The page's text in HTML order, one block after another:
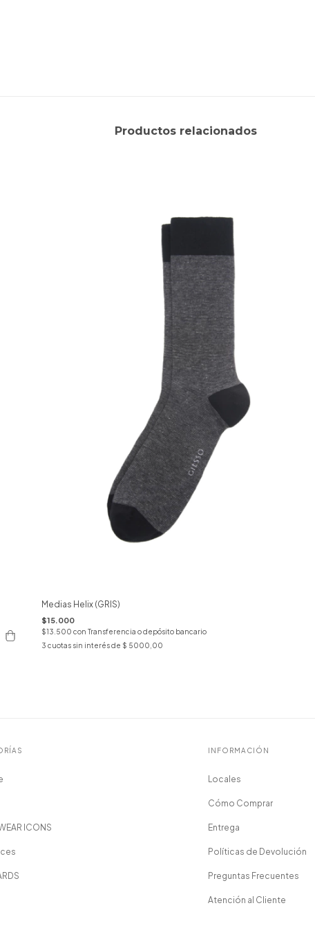
Productos relacionados
Medias Helix (GRIS)
$15.000
$13.500 con Transferencia o depósito bancario
3 cuotas sin interés de $ 5000,00
ICONS
INFORMACIÓN
Locales
Cómo Comprar
Entrega
Políticas de Devolución
Preguntas Frecuentes
Atención al Cliente